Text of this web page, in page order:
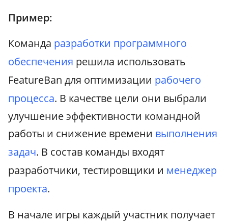
Пример:
Команда разработки программного
обеспечения решила использовать
FeatureBan для оптимизации рабочего
процесса. В качестве цели они выбрали
улучшение эффективности командной
работы и снижение времени выполнения
задач. В состав команды входят
разработчики, тестировщики и менеджер
проекта.
В начале игры каждый участник получает